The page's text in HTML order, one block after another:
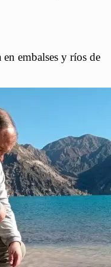
embalses y ríos de